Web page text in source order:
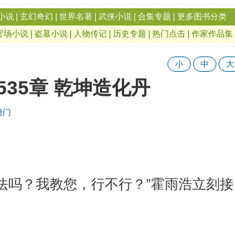
说 玄幻奇幻 世界名著 武侠小说 合集专题
更多图书分类
场小说 盗墓小说 人物传记 历史专题 热门点击 作家作品集
小 中 大
章 乾坤造化丹
门
？我教您，行不行？”霍雨浩立刻接